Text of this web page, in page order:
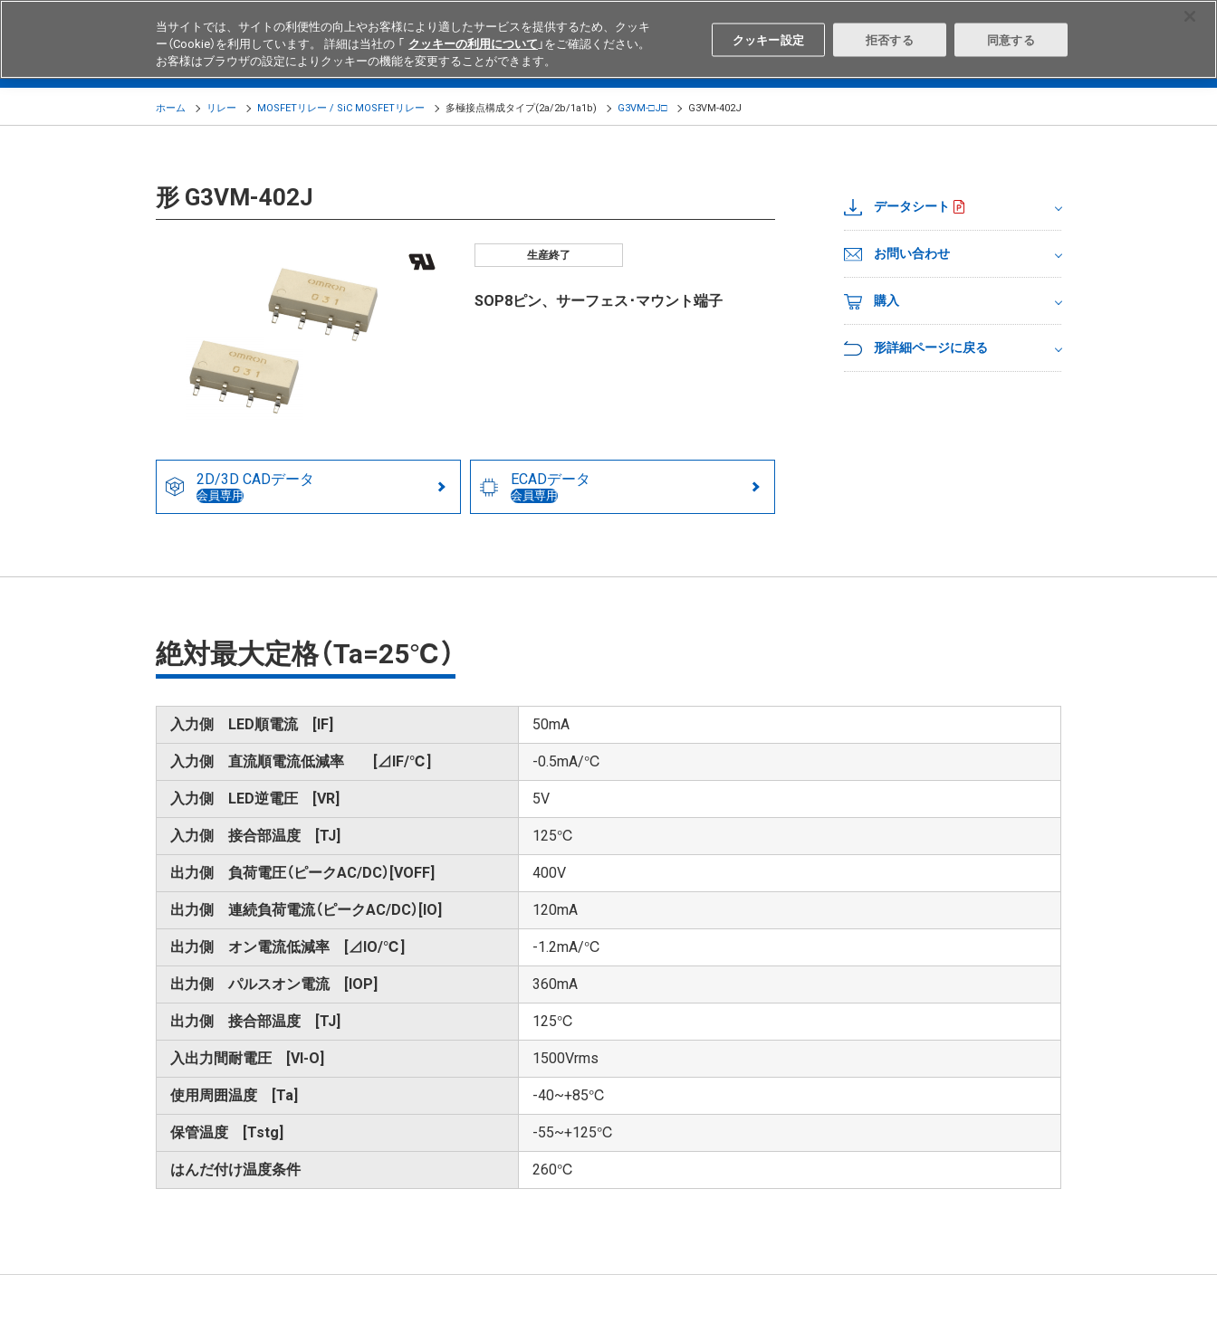
Japan Search
製品 業界・用途別商品 知る・学ぶ テクニカルサポート
ホーム リレー MOSFETリレー / SiC MOSFETリレー 多極接点構成タイプ(2a/2b/1a1b) G3VM-□J□ G3VM-402J
形 G3VM-402J
生産終了
SOP8ピン、サーフェス･マウント端子
2D/3D CADデータ
会員専用
ECADデータ
会員専用
データシート
お問い合わせ
購入
形詳細ページに戻る
絶対最大定格（Ta=25℃）
入力側 LED順電流 [IF] 50mA
入力側 直流順電流低減率 [⊿IF/℃] -0.5mA/℃
入力側 LED逆電圧 [VR] 5V
入力側 接合部温度 [TJ] 125℃
出力側 負荷電圧（ピークAC/DC）[VOFF] 400V
出力側 連続負荷電流（ピークAC/DC）[IO] 120mA
出力側 オン電流低減率 [⊿IO/℃] -1.2mA/℃
出力側 パルスオン電流 [IOP] 360mA
出力側 接合部温度 [TJ] 125℃
入出力間耐電圧 [VI-O] 1500Vrms
使用周囲温度 [Ta] -40~+85℃
保管温度 [Tstg] -55~+125℃
はんだ付け温度条件 260℃
当サイトでは、サイトの利便性の向上やお客様により適したサービスを提供するため、クッキ
ー（Cookie）を利用しています。 詳細は当社の 「 クッキーの利用について 」をご確認ください。
お客様はブラウザの設定によりクッキーの機能を変更することができます。
クッキー設定 拒否する 同意する